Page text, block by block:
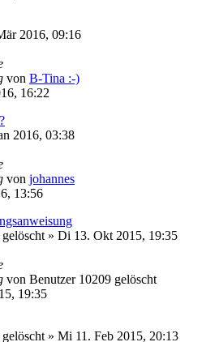
2016, 09:16
von B-Tina :-)
16:22
2016, 03:38
von johannes
13:56
» Di 13. Okt 2015, 19:35
von Benutzer 10209 gelöscht
19:35
» Mi 11. Feb 2015, 20:13